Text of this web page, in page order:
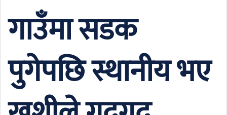
गाउँमा सडक
पुगेपछि स्थानीय भए